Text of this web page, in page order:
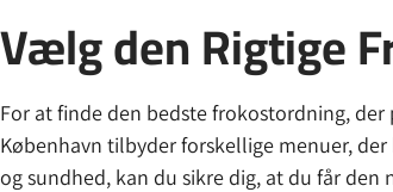
Vælg den Rigtige
For at finde den bedste frokostordning,
København tilbyder forskellige menuer,
og sundhed, kan du sikre dig, at du får